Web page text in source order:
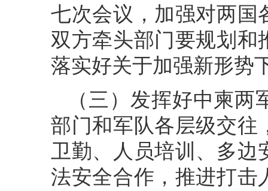
七次会议，加强对两国
双方牵头部门要规划和
落实好关于加强新形势
（三）发挥好中柬
部门和军队各层级交往
卫勤、人员培训、多
法安全合作，推进打击